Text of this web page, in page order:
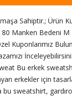
Sahiptir.; Ürün
Manken Bedeni M
Kuponlarımız
Bu erkek
erkekler için
bu sweatshirt,